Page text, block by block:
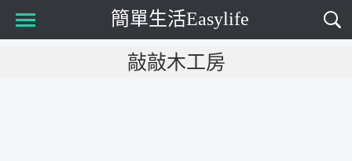
簡單生活Easylife
敲敲木工房